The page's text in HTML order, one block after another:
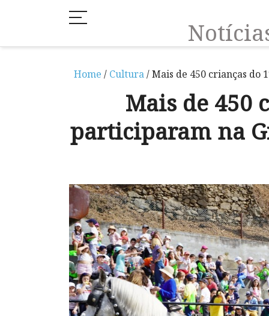
Home / Cultura/ Mais de 450 crianças do
Mais de 450
participaram na